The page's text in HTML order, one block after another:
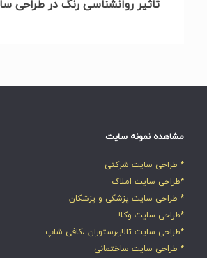
تاثیر روانشناسی رنگ در طراحی
مشاهده نمونه سایت
* طراحی سایت شرکتی
*طراحی سایت املاک
* طراحی سایت پزشکی و پزشکان
*طراحی سایت وکلا
*طراحی سایت تالار،رستوران ،کافی شاپ
* طراحی سایت ساختمانی